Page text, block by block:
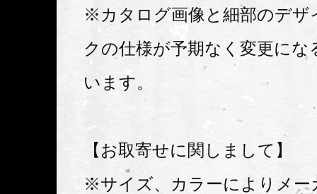
※カタログ画像と細部のデザ
クの仕様が予期なく変更にな
います。
【お取寄せに関しまして】
※サイズ、カラーによりメー